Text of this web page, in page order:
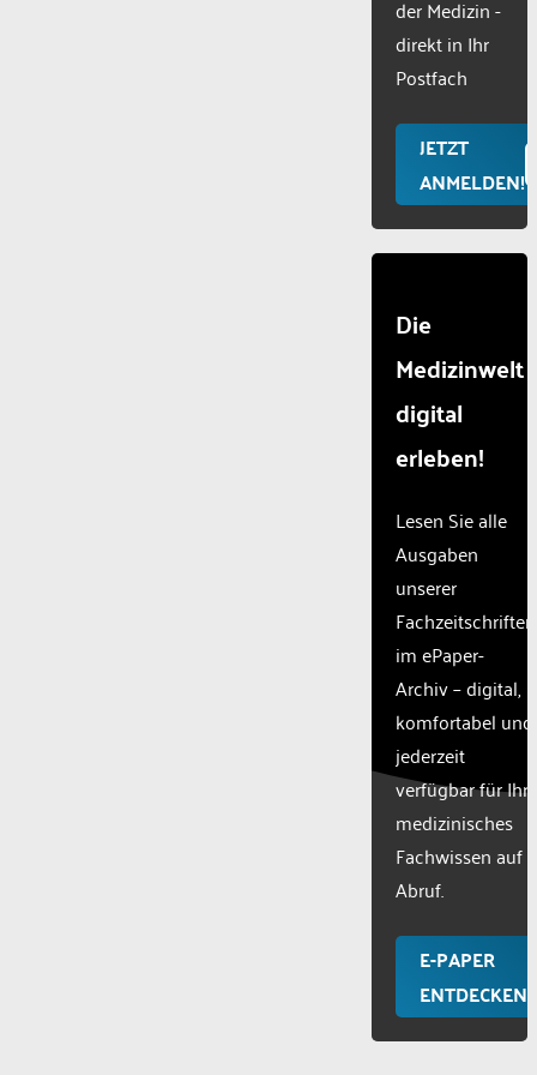
Consent
der Medizin -
direkt in Ihr
Postfach
JETZT
ANMELDEN!
Die
Medizinwelt
digital
erleben!
Lesen Sie alle
Ausgaben
unserer
Fachzeitschriften
im ePaper-
Archiv – digital,
komfortabel und
jederzeit
verfügbar für Ihr
medizinisches
Fachwissen auf
Abruf.
E-PAPER
ENTDECKEN